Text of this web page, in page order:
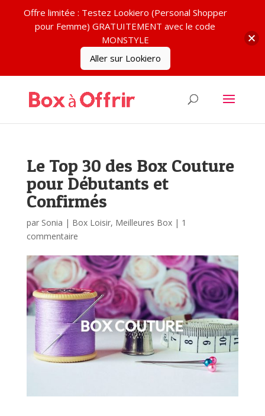
Le Top 30 des Box Couture
pour Débutants et
Confirmés
par Sonia | Box Loisir, Meilleures Box| 1
commentaire
Offre limitée : Testez Lookiero (Personal Shopper
pour Femme) GRATUITEMENT avec le code
MONSTYLE
Aller sur Lookiero